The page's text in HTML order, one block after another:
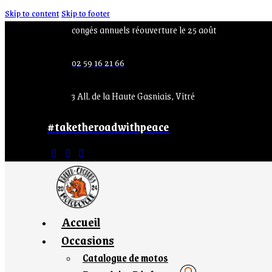
Skip to content Skip to footer
congés annuels réouverture le 25 août
02 59 16 21 66
3 All. de la Haute Gasniais, Vitré
#taketheroadwithpeace
Accueil
Occasions
Catalogue de motos